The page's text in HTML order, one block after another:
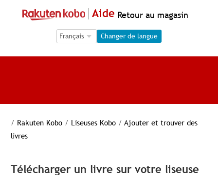
Aide Retour au magasin
Language Selection
Language Selection
Changer de langue
/ Rakuten Kobo / Liseuses Kobo / Ajouter et trouver des
livres
Télécharger un livre sur votre liseuse